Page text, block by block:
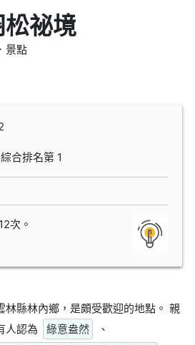
祕境
景點
合排名第 1
次。
林縣林內鄉，是頗受歡迎的地點。 親
人認為
綠意盎然
、